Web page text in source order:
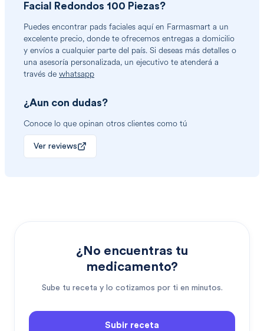
Facial Redondos 100 Piezas?
Puedes encontrar pads faciales aquí en Farmasmart a un
excelente precio, donde te ofrecemos entregas a domicilio
y envíos a cualquier parte del país. Si deseas más detalles o
una asesoría personalizada, un ejecutivo te atenderá a
través de whatsapp
¿Aun con dudas?
Conoce lo que opinan otros clientes como tú
Ver reviews
¿No encuentras tu
medicamento?
Sube tu receta y lo cotizamos por ti en minutos.
Subir receta